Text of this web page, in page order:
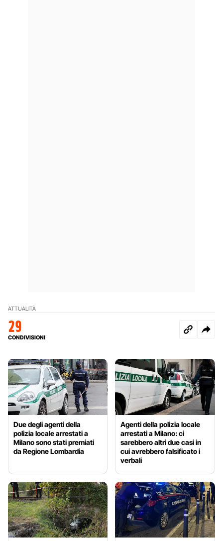
ATTUALITÀ
29
CONDIVISIONI
Due degli agenti della
polizia locale arrestati a
Milano sono stati premiati
da Regione Lombardia
Agenti della polizia locale
arrestati a Milano: ci
sarebbero altri due casi in
cui avrebbero falsificato i
verbali